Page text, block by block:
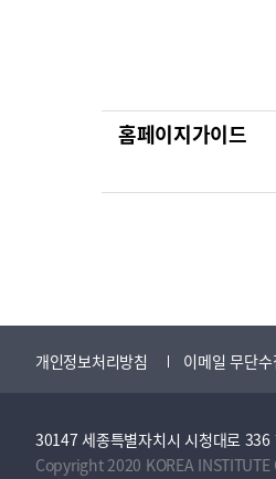
홈페이지가이드
개인정보처리방침 이메일 무단
30147 세종특별자치시 시청대로
Copyright 2020 KOREA INSTITUTE